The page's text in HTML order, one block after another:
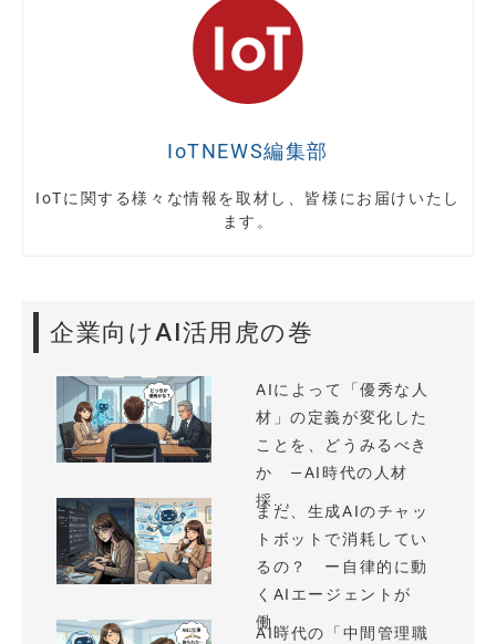
IoTNEWS編集部
IoTに関する様々な情報を取材し、皆様にお届けいたし
ます。
企業向けAI活用虎の巻
AIによって「優秀な人
材」の定義が変化した
ことを、どうみるべき
か —AI時代の人材
採...
まだ、生成AIのチャッ
トボットで消耗してい
るの？ ー自律的に動
くAIエージェントが
働...
AI時代の「中間管理職